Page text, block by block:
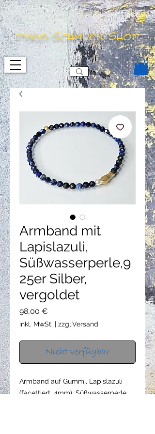
pyro-schmuck-shop
Armband mit
Lapislazuli,
Süßwasserperle,9
25er Silber,
vergoldet
98,00 €
inkl. MwSt. | zzgl.Versand
Nicht verfügbar
Armband auf Gummi, Lapislazuli
(facettiert, 4mm), Süßwasserperle